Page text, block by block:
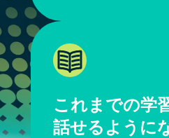
これまでの学
話せるように